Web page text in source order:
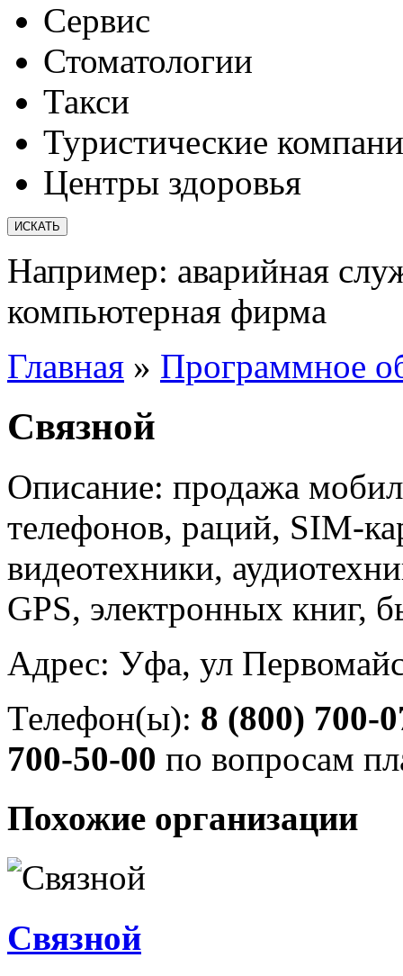
Сервис
Стоматологии
Такси
Туристические
Центры здоровья
Например: аварийная
компьютерная фирма
Главная » Программное
Связной
Описание: продажа
телефонов, раций, SIM-
видеотехники,
GPS, электронных книг,
Адрес: Уфа, ул
Телефон(ы): 8 (800) 700-
700-50-00 по вопросам
Похожие организации
Связной